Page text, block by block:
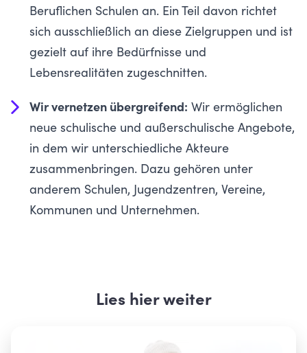
Beruflichen Schulen an. Ein Teil davon richtet
sich ausschließlich an diese Zielgruppen und ist
gezielt auf ihre Bedürfnisse und
Lebensrealitäten zugeschnitten.
Wir vernetzen übergreifend: Wir ermöglichen
neue schulische und außerschulische Angebote,
in dem wir unterschiedliche Akteure
zusammenbringen. Dazu gehören unter
anderem Schulen, Jugendzentren, Vereine,
Kommunen und Unternehmen.
Lies hier weiter